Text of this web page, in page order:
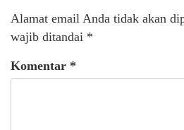
Alamat email Anda tidak akan
wajib ditandai *
Komentar *